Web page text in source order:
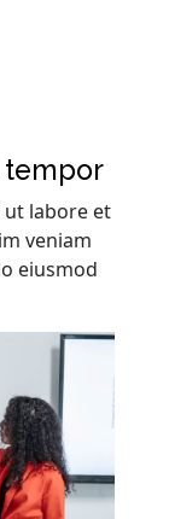
tempor
labore et
veniam
eiusmod